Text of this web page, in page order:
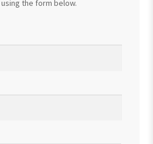
the form below.